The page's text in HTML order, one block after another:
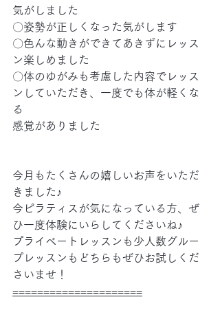
気がしました
〇姿勢が正しくなった気がします
〇色んな動きができてあきずにレッス
ン楽しめました
〇体のゆがみも考慮した内容でレッス
ンしていただき、一度でも体が軽くな
る
感覚がありました
今月もたくさんの嬉しいお声をいただ
きました♪
今ピラティスが気になっている方、ぜ
ひ一度体験にいらしてくださいね♪
プライベートレッスンも少人数グルー
プレッスンもどちらもぜひお試しくだ
さいませ！
=====================